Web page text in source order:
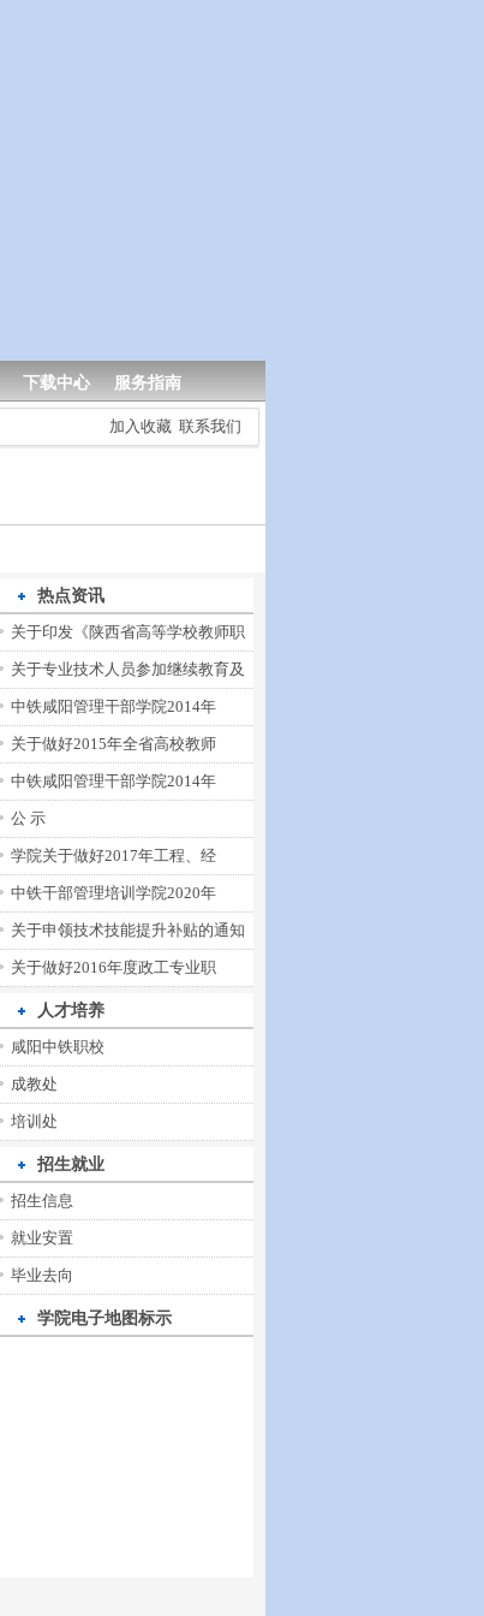
下载中心 服务指南
加入收藏 联系我们
热点资讯
关于印发《陕西省高等学校教师职
关于专业技术人员参加继续教育及
中铁咸阳管理干部学院2014年
关于做好2015年全省高校教师
中铁咸阳管理干部学院2014年
公 示
学院关于做好2017年工程、经
中铁干部管理培训学院2020年
关于申领技术技能提升补贴的通知
关于做好2016年度政工专业职
人才培养
咸阳中铁职校
成教处
培训处
招生就业
招生信息
就业安置
毕业去向
学院电子地图标示